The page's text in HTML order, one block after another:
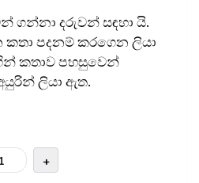
ගන්නා දරුවන් සඳ​හා යි.
පදනම් කරගෙන ලියා
කතාව පහසුවෙන්
ලියා ඇත.
+